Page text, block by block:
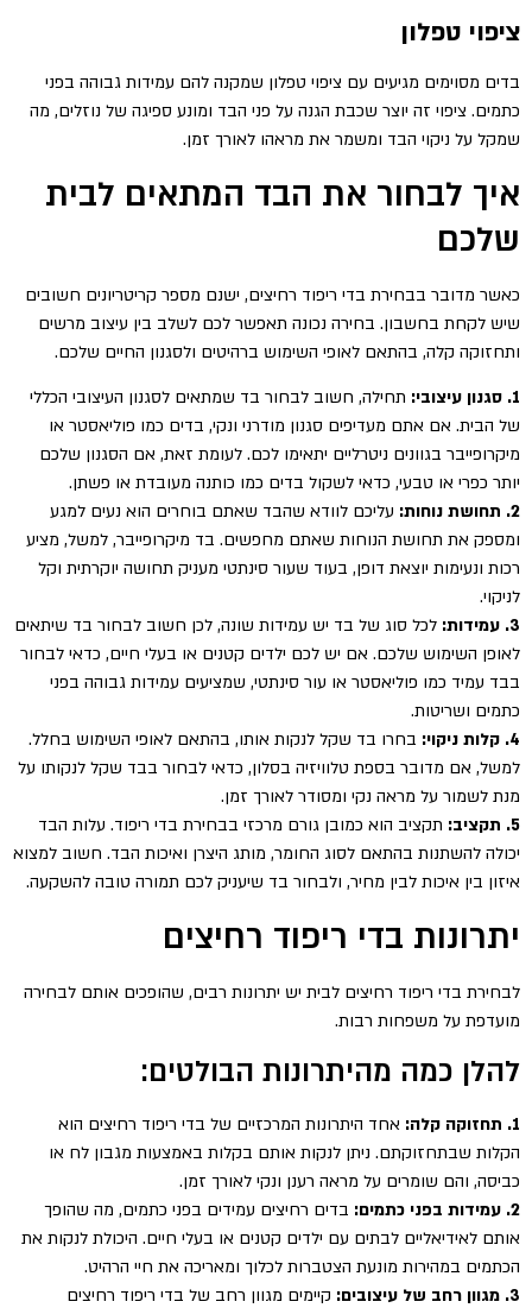
ציפוי טפלון
בדים מסוימים מגיעים עם ציפוי טפלון שמקנה להם עמידות גבוהה בפני
כתמים. ציפוי זה יוצר שכבת הגנה על פני הבד ומונע ספיגה של נוזלים, מה
שמקל על ניקוי הבד ומשמר את מראהו לאורך זמן.
איך לבחור את הבד המתאים לבית
שלכם
כאשר מדובר בבחירת בדי ריפוד רחיצים, ישנם מספר קריטריונים חשובים
שיש לקחת בחשבון. בחירה נכונה תאפשר לכם לשלב בין עיצוב מרשים
ותחזוקה קלה, בהתאם לאופי השימוש ברהיטים ולסגנון החיים שלכם.
1. סגנון עיצובי:
תחילה, חשוב לבחור בד שמתאים לסגנון העיצובי הכללי
של הבית. אם אתם מעדיפים סגנון מודרני ונקי, בדים כמו פוליאסטר או
מיקרופייבר בגוונים ניטרליים יתאימו לכם. לעומת זאת, אם הסגנון שלכם
יותר כפרי או טבעי, כדאי לשקול בדים כמו כותנה מעובדת או פשתן.
2. תחושת נוחות:
עליכם לוודא שהבד שאתם בוחרים הוא נעים למגע
ומספק את תחושת הנוחות שאתם מחפשים. בד מיקרופייבר, למשל, מציע
רכות ונעימות יוצאת דופן, בעוד שעור סינתטי מעניק תחושה יוקרתית וקל
לניקוי.
3. עמידות:
לכל סוג של בד יש עמידות שונה, לכן חשוב לבחור בד שיתאים
לאופן השימוש שלכם. אם יש לכם ילדים קטנים או בעלי חיים, כדאי לבחור
בבד עמיד כמו פוליאסטר או עור סינתטי, שמציעים עמידות גבוהה בפני
כתמים ושריטות.
4. קלות ניקוי:
בחרו בד שקל לנקות אותו, בהתאם לאופי השימוש בחלל.
למשל, אם מדובר בספת טלוויזיה בסלון, כדאי לבחור בבד שקל לנקותו על
מנת לשמור על מראה נקי ומסודר לאורך זמן.
5. תקציב:
תקציב הוא כמובן גורם מרכזי בבחירת בדי ריפוד. עלות הבד
יכולה להשתנות בהתאם לסוג החומר, מותג היצרן ואיכות הבד. חשוב למצוא
איזון בין איכות לבין מחיר, ולבחור בד שיעניק לכם תמורה טובה להשקעה.
יתרונות בדי ריפוד רחיצים
לבחירת בדי ריפוד רחיצים לבית יש יתרונות רבים, שהופכים אותם לבחירה
מועדפת על משפחות רבות.
להלן כמה מהיתרונות הבולטים:
1. תחזוקה קלה:
אחד היתרונות המרכזיים של בדי ריפוד רחיצים הוא
הקלות שבתחזוקתם. ניתן לנקות אותם בקלות באמצעות מגבון לח או
כביסה, והם שומרים על מראה רענן ונקי לאורך זמן.
2. עמידות בפני כתמים:
בדים רחיצים עמידים בפני כתמים, מה שהופך
אותם לאידיאליים לבתים עם ילדים קטנים או בעלי חיים. היכולת לנקות את
הכתמים במהירות מונעת הצטברות לכלוך ומאריכה את חיי הרהיט.
3. מגוון רחב של עיצובים:
קיימים מגוון רחב של בדי ריפוד רחיצים